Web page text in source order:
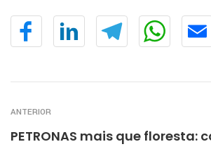
ANTERIOR
PETRONAS mais que floresta: